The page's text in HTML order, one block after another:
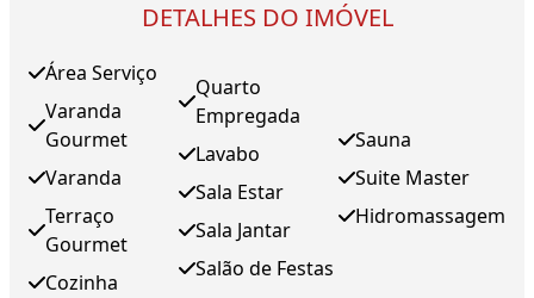
DETALHES DO IMÓVEL
Área Serviço
Varanda
Gourmet
Varanda
Terraço
Gourmet
Cozinha
Quarto
Empregada
Lavabo
Sala Estar
Sala Jantar
Salão de Festas
Sauna
Suite Master
Hidromassagem